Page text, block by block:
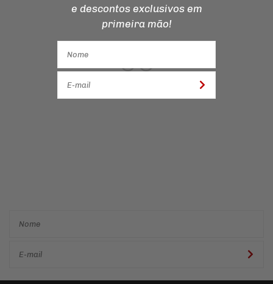
e descontos exclusivos em
primeira mão!